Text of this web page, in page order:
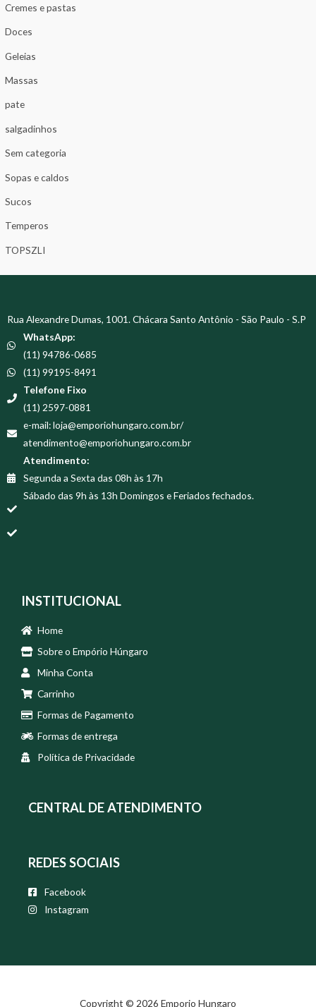
Cremes e pastas
Doces
Geleias
Massas
pate
salgadinhos
Sem categoria
Sopas e caldos
Sucos
Temperos
TOPSZLI
Rua Alexandre Dumas, 1001. Chácara Santo Antônio - São Paulo - S.P
WhatsApp:
(11) 94786-0685
(11) 99195-8491
Telefone Fixo
(11) 2597-0881
e-mail: loja@emporiohungaro.com.br/
atendimento@emporiohungaro.com.br
Atendimento:
Segunda a Sexta das 08h às 17h
Sábado das 9h às 13h Domingos e Feriados fechados.
INSTITUCIONAL
Home
Sobre o Empório Húngaro
Minha Conta
Carrinho
Formas de Pagamento
Formas de entrega
Política de Privacidade
CENTRAL DE ATENDIMENTO
REDES SOCIAIS
Facebook
Instagram
Copyright © 2026 Emporio Hungaro